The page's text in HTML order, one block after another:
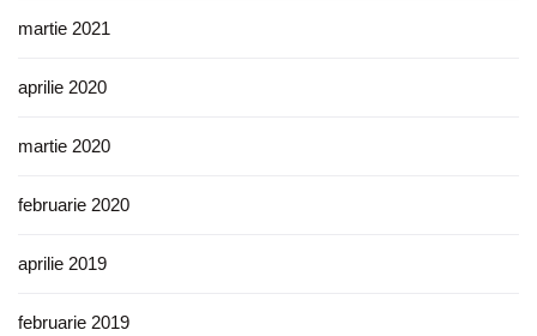
martie 2021
aprilie 2020
martie 2020
februarie 2020
aprilie 2019
februarie 2019